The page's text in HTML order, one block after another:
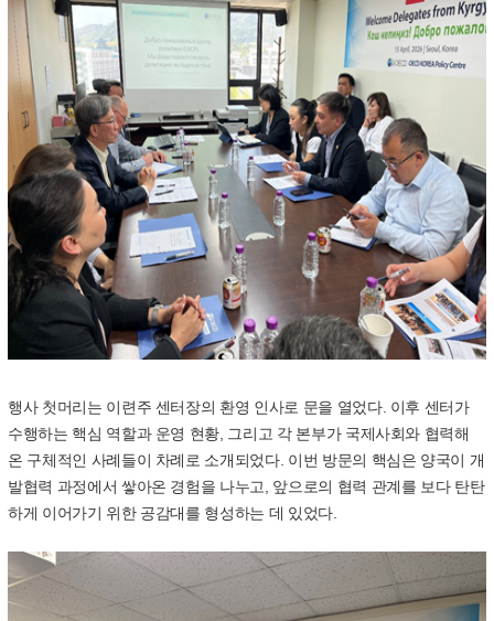
행사 첫머리는 이련주 센터장의 환영 인사로 문을 열었다. 이후 센터가
수행하는 핵심 역할과 운영 현황 그리고 각 본부가 국제사회와 협력해
온 구체적인 사례들이 차례로 소개되었다. 이번 방문의 핵심은 양국이 개
발협력 과정에서 쌓아온 경험을 나누고
앞으로의 협력 관계를 보다 탄탄
하게 이어가기 위한 공감대를 형성하는 데 있었다.